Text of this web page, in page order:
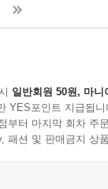
일반회원 50원, 마니
YES포인트 지급됩니
부터 마지막 회차 주
패션 및 판매금지 상